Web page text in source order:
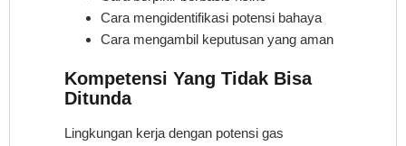
Cara mengidentifikasi potensi bahaya
Cara mengambil keputusan yang aman
Kompetensi Yang Tidak Bisa
Ditunda
Lingkungan kerja dengan potensi gas